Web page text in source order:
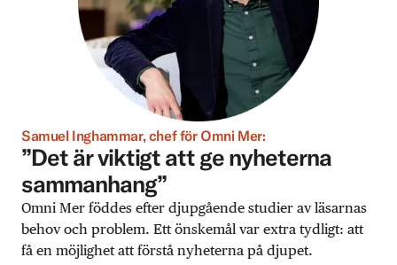
Samuel Inghammar, chef för Omni Mer:
”Det är viktigt att ge nyheterna
sammanhang”
Omni Mer föddes efter djupgående studier av läsarnas
behov och problem. Ett önskemål var extra tydligt: att
få en möjlighet att förstå nyheterna på djupet.